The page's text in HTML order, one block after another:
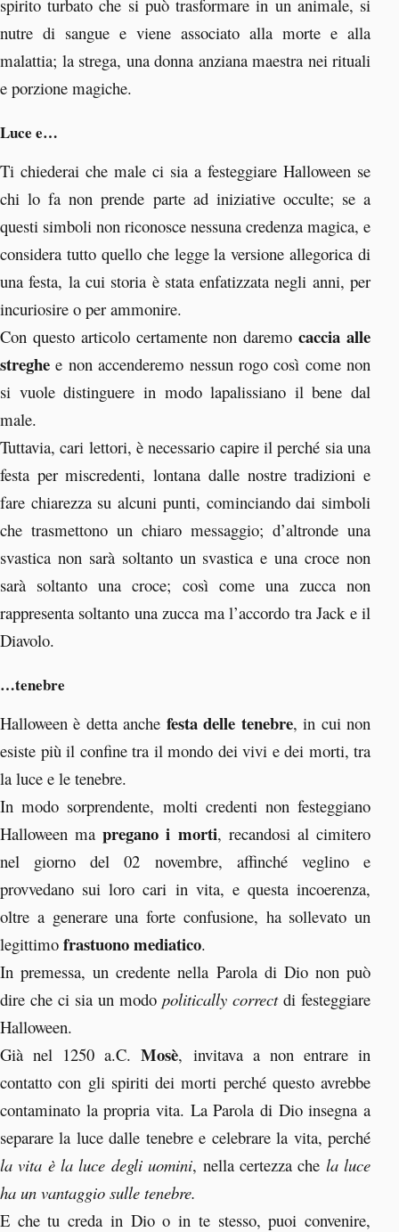
spirito turbato che si può trasformare in un animale, si
nutre di sangue e viene associato alla morte e alla
malattia; la strega, una donna anziana maestra nei rituali
e porzione magiche.
Luce e…
Ti chiederai che male ci sia a festeggiare Halloween se
chi lo fa non prende parte ad iniziative occulte; se a
questi simboli non riconosce nessuna credenza magica, e
considera tutto quello che legge la versione allegorica di
una festa, la cui storia è stata enfatizzata negli anni, per
incuriosire o per ammonire.
Con questo articolo certamente non daremocaccia alle
streghe e non accenderemo nessun rogo così come non
si vuole distinguere in modo lapalissiano il bene dal
male.
Tuttavia, cari lettori, è necessario capire il perché sia una
festa per miscredenti, lontana dalle nostre tradizioni e
fare chiarezza su alcuni punti, cominciando dai simboli
che trasmettono un chiaro messaggio; d’altronde una
svastica non sarà soltanto un svastica e una croce non
sarà soltanto una croce; così come una zucca non
rappresenta soltanto una zucca ma l’accordo tra Jack e il
Diavolo.
…tenebre
Halloween è detta anche festa delle tenebre, in cui non
esiste più il confine tra il mondo dei vivi e dei morti, tra
la luce e le tenebre.
In modo sorprendente, molti credenti non festeggiano
Halloween mapregano i morti, recandosi al cimitero
nel giorno del 02 novembre, affinché veglino e
provvedano sui loro cari in vita, e questa incoerenza,
oltre a generare una forte confusione, ha sollevato un
legittimo frastuono mediatico.
In premessa, un credente nella Parola di Dio non può
dire che ci sia un modo politically correctdi festeggiare
Halloween.
Già nel 1250 a.C.Mosè, invitava a non entrare in
contatto con gli spiriti dei morti perché questo avrebbe
contaminato la propria vita. La Parola di Dio insegna a
separare la luce dalle tenebre e celebrare la vita, perché
la vita è la luce degli uomini, nella certezza che la luce
ha un vantaggio sulle tenebre.
E che tu creda in Dio o in te stesso, puoi convenire,